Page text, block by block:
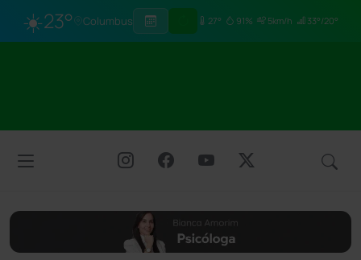
☀️23° Columbus 27° 91% 5km/h 33°/20°